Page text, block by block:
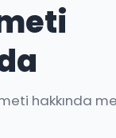
hakkında